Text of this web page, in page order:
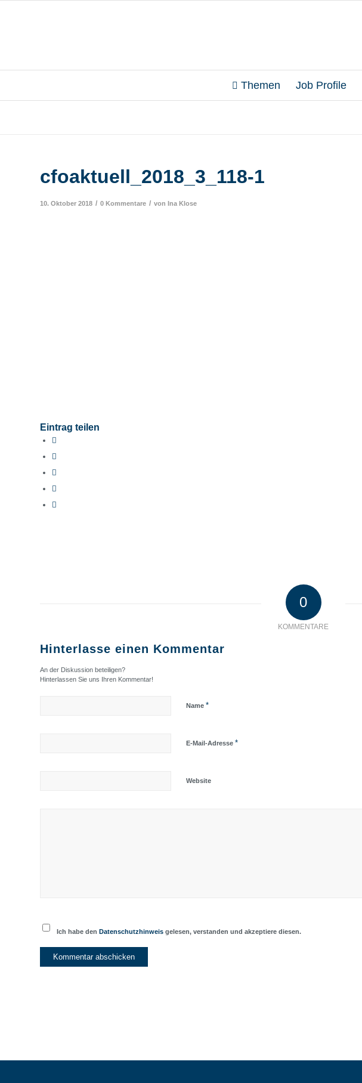
Themen Job Profile
cfoaktuell_2018_3_118-1
10. Oktober 2018 / 0 Kommentare / von Ina Klose
Eintrag teilen
0
KOMMENTARE
Hinterlasse einen Kommentar
An der Diskussion beteiligen?
Hinterlassen Sie uns Ihren Kommentar!
Name *
E-Mail-Adresse *
Website
Ich habe den Datenschutzhinweisgelesen, verstanden und akzeptiere diesen.